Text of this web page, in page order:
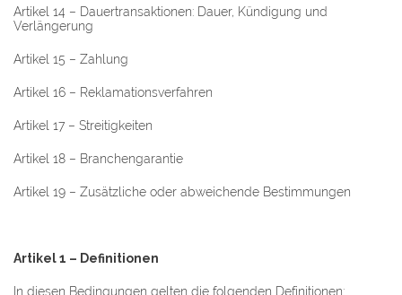
Artikel 14 – Dauertransaktionen: Dauer, Kündigung und
Verlängerung
Artikel 15 – Zahlung
Artikel 16 – Reklamationsverfahren
Artikel 17 – Streitigkeiten
Artikel 18 – Branchengarantie
Artikel 19 – Zusätzliche oder abweichende Bestimmungen
Artikel 1 – Definitionen
In diesen Bedingungen gelten die folgenden Definitionen: